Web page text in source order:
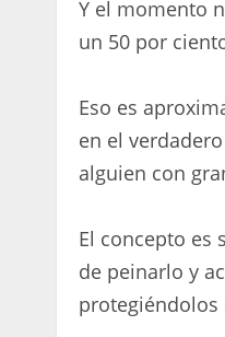
Y el momento
un 50 por
Eso es
en el
alguien con
El concepto es
de peinarlo y
protegiéndolos